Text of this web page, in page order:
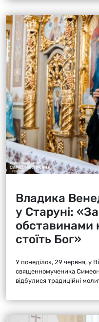
Владика
у Старуні:
обставинами
стоїть Бог»
У понеділок, 29 червня, у
священномученика
відбулися традиційні